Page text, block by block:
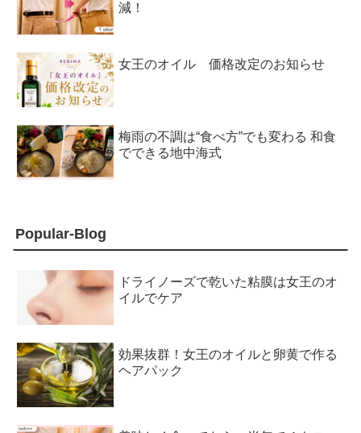
減！
女王のオイル 価格改定のお知らせ
梅雨の不調は“食べ方”でも変わる 和食
でできる地中海式
Popular-Blog
ドライノーズで乾いた粘膜は女王のオ
イルでケア
効果抜群！女王のオイルと卵黄で作る
ヘアパック